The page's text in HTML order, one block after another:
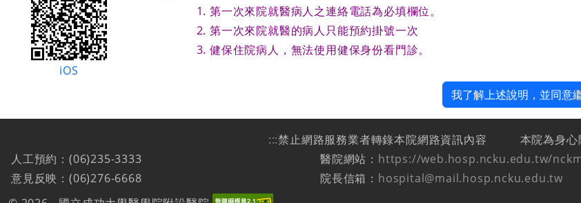
iOS
第一次來院就醫病人之連絡電話為必填欄位。
第一次來院就醫的病人只能預約掛號一次
健保住院病人，無法使用健保身份看門診。
我了解上述說明，並同意
:::禁止網路服務業者轉錄本院網路資訊內容
本院為身
人工預約：(06)235-3333
意見反映：(06)276-6668
醫院網站： https://web.hosp.ncku.edu.tw/
院長信箱： hospital@mail.hosp.ncku.edu.tw